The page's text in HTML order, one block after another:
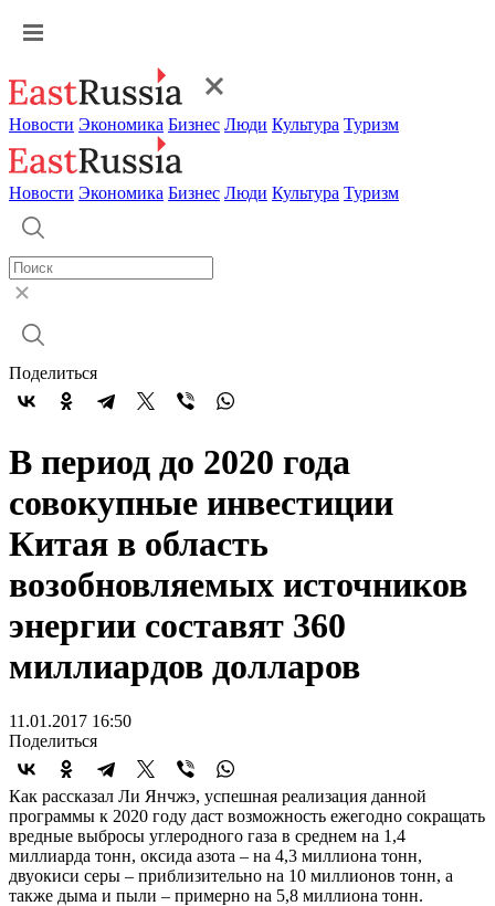
Новости Экономика Бизнес Люди Культура Туризм
Новости Экономика Бизнес Люди Культура Туризм
Поделиться
В период до 2020 года
совокупные инвестиции
Китая в область
возобновляемых источников
энергии составят 360
миллиардов долларов
11.01.2017 16:50
Поделиться
Как рассказал Ли Янчжэ, успешная реализация данной
программы к 2020 году даст возможность ежегодно сокращать
вредные выбросы углеродного газа в среднем на 1,4
миллиарда тонн, оксида азота – на 4,3 миллиона тонн,
двуокиси серы – приблизительно на 10 миллионов тонн, а
также дыма и пыли – примерно на 5,8 миллиона тонн.